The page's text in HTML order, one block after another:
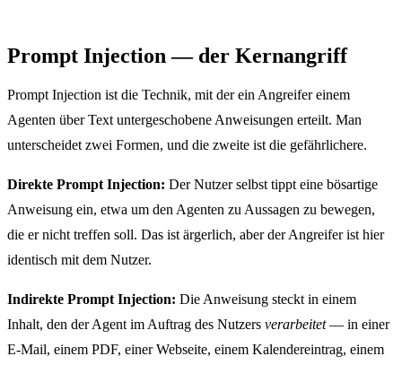
Prompt Injection — der Kernangriff
Prompt Injection ist die Technik, mit der ein Angreifer einem
Agenten über Text untergeschobene Anweisungen erteilt. Man
unterscheidet zwei Formen, und die zweite ist die gefährlichere.
Direkte Prompt Injection: Der Nutzer selbst tippt eine bösartige
Anweisung ein, etwa um den Agenten zu Aussagen zu bewegen,
die er nicht treffen soll. Das ist ärgerlich, aber der Angreifer ist hier
identisch mit dem Nutzer.
Indirekte Prompt Injection: Die Anweisung steckt in einem
Inhalt, den der Agent im Auftrag des Nutzers verarbeitet— in einer
E-Mail, einem PDF, einer Webseite, einem Kalendereintrag, einem